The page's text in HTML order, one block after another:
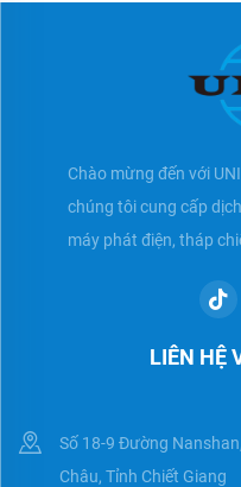
Chào mừng đến với
chúng tôi cung cấp
máy phát điện, tháp
LIÊN HỆ
Số 18-9 Đường
Châu, Tỉnh Chiết Giang